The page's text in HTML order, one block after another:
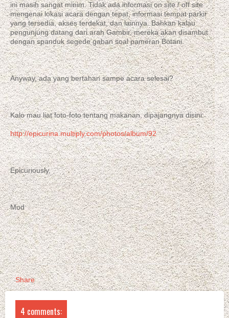
ini masih sangat minim. Tidak ada informasi on site / off site
mengenai lokasi acara dengan tepat, informasi tempat parkir
yang tersedia, akses terdekat, dan lainnya. Bahkan kalau
pengunjung datang dari arah Gambir, mereka akan disambut
dengan spanduk segede gaban soal pameran Botani.
Anyway, ada yang bertahan sampe acara selesai?
Kalo mau liat foto-foto tentang makanan, dipajangnya disini:
http://epicurina.multiply.com/photos/album/92
Epicuriously,
Mod
Share
4 comments: